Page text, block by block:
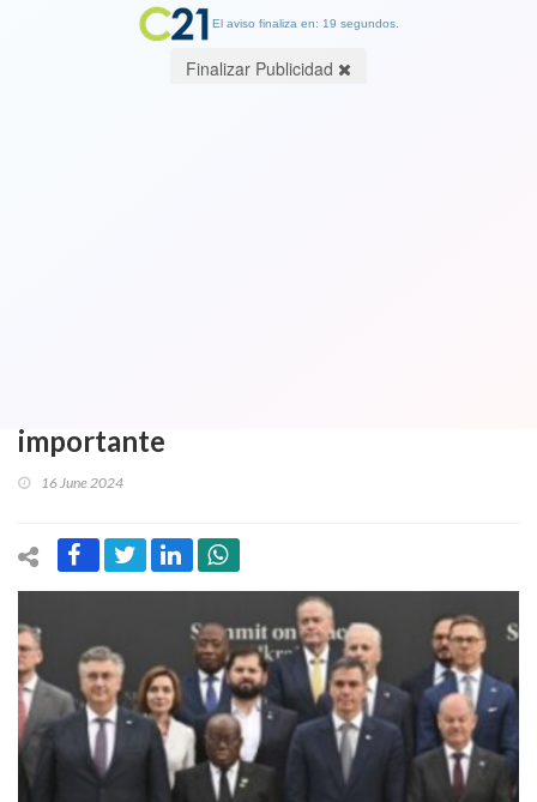
importante
16 June 2024
El aviso finaliza en: 19 segundos.
Finalizar Publicidad